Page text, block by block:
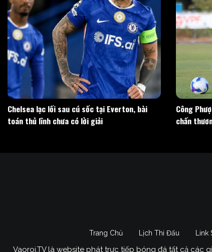
Chelsea lạc lối sau cú sốc tại Everton, bài
toán thủ lĩnh chưa có lời giải
Công
chấn
Trang Chủ Lịch Thi Đấu
Vaoroi.TV là website phát trực tiếp bóng đá tất cả các